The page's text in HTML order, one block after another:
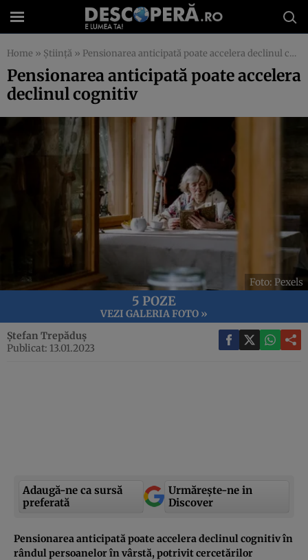
Home » Știință » Pensionarea anticipată poate accelera declinul cognitiv
Pensionarea anticipată poate accelera
declinul cognitiv
Foto: Pexels
5 POZE
VEZI GALERIA FOTO »
Ștefan Trepăduș
Publicat: 13.01.2023
Adaugă-ne ca sursă
preferată
Urmărește-ne in
Discover
Pensionarea anticipată poate accelera declinul cognitiv în
rândul persoanelor în vârstă, potrivit cercetărilor